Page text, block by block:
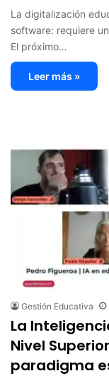
La digitalización
software: requiere
El próximo…
Leer más »
Gestión Educativa
La
Nivel
paradigma